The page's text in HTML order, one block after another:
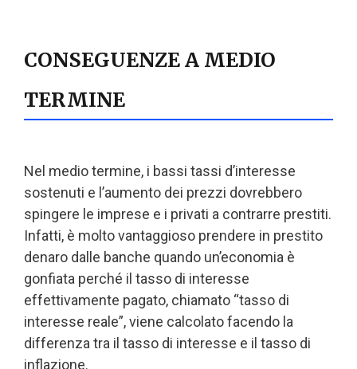
CONSEGUENZE A MEDIO
TERMINE
Nel medio termine, i bassi tassi d’interesse
sostenuti e l’aumento dei prezzi dovrebbero
spingere le imprese e i privati a contrarre prestiti.
Infatti, è molto vantaggioso prendere in prestito
denaro dalle banche quando un’economia è
gonfiata perché il tasso di interesse
effettivamente pagato, chiamato “tasso di
interesse reale”, viene calcolato facendo la
differenza tra il tasso di interesse e il tasso di
inflazione.